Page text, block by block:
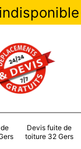
indisponible
Devis fuite de
toiture 32 Gers